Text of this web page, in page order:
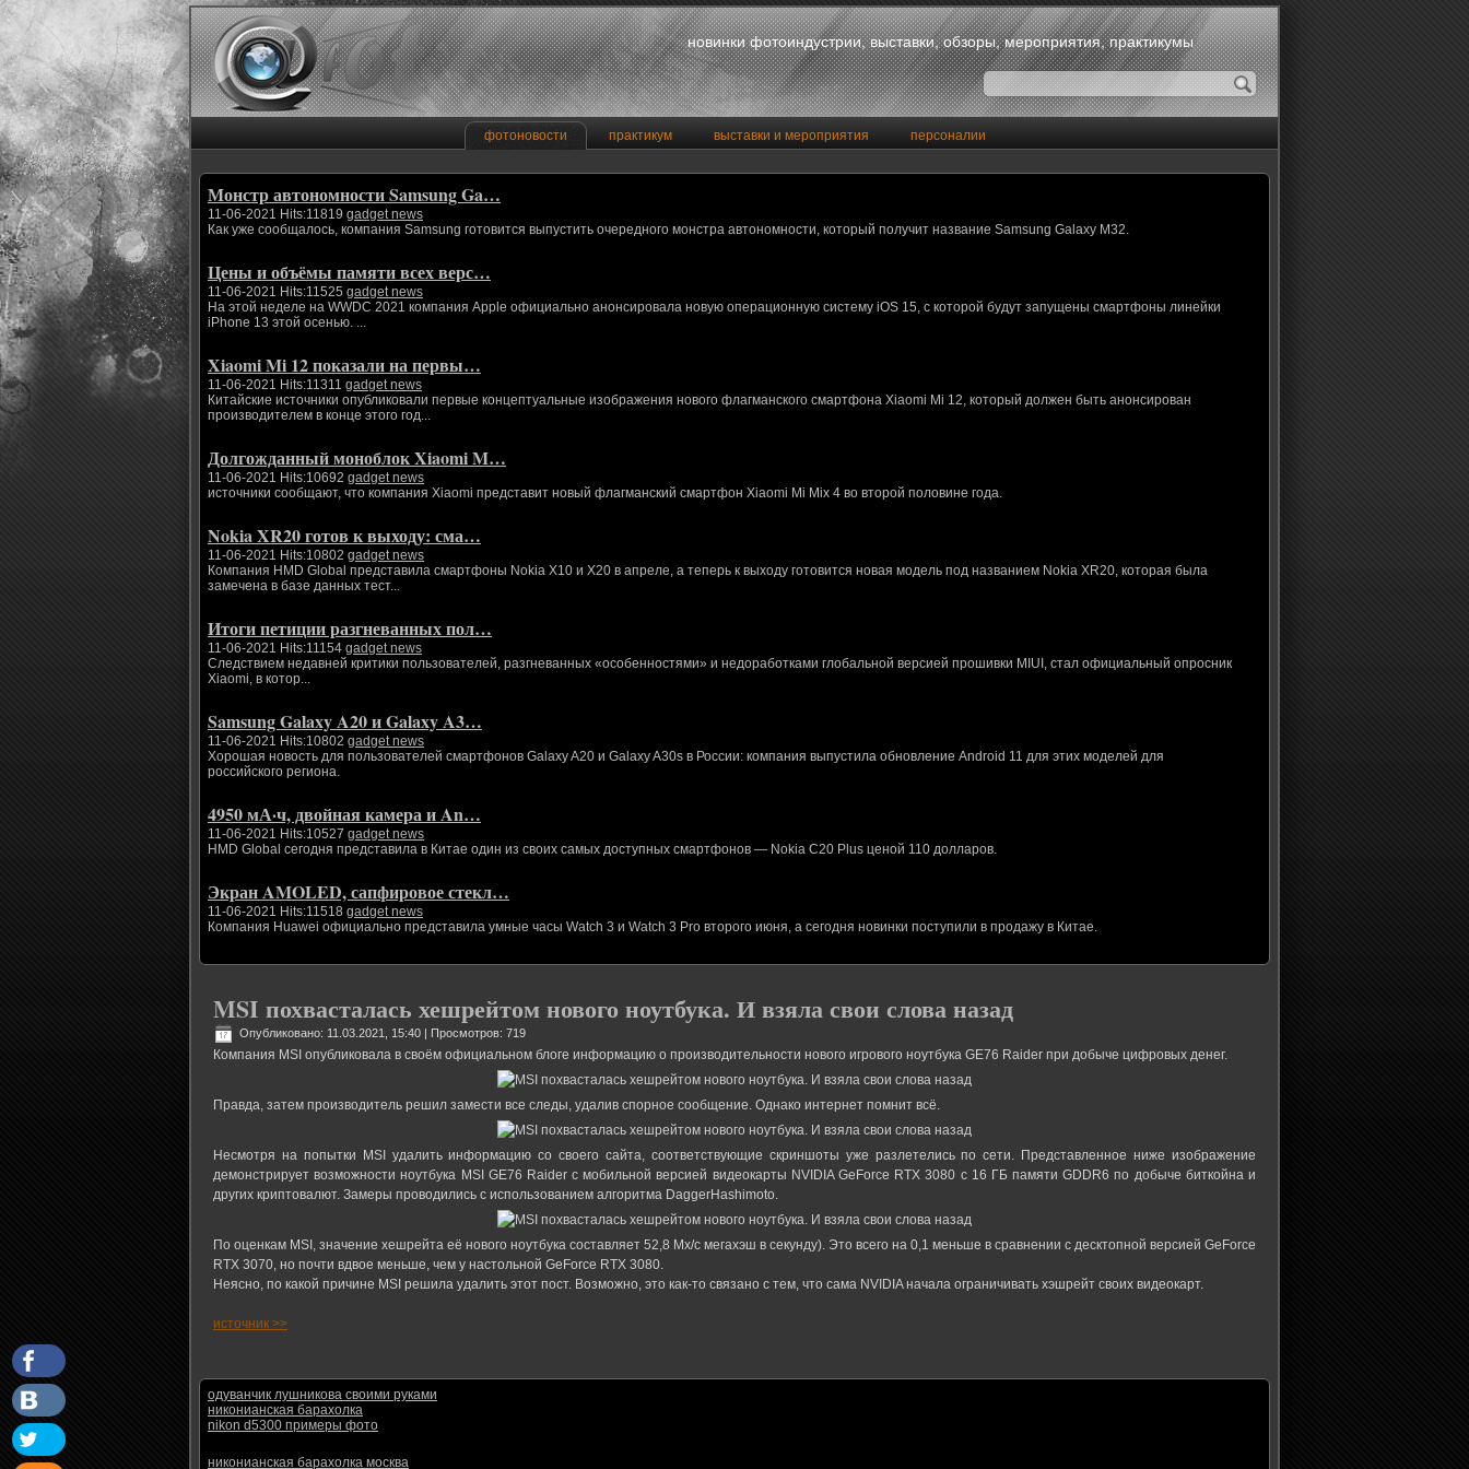
новинки фотоиндустрии, выставки, обзоры, мероприятия, практикумы
фотоновости практикум выставки и мероприятия персоналии
Монстр автономности Samsung Ga…
11-06-2021 Hits:11819 gadget news
Как уже сообщалось, компания Samsung готовится выпустить очередного монстра автономности, который получит название Samsung Galaxy M32.
Цены и объёмы памяти всех верс…
11-06-2021 Hits:11525 gadget news
На этой неделе на WWDC 2021 компания Apple официально анонсировала новую операционную систему iOS 15, с которой будут запущены смартфоны линейки
iPhone 13 этой осенью. ...
Xiaomi Mi 12 показали на первы…
11-06-2021 Hits:11311 gadget news
Китайские источники опубликовали первые концептуальные изображения нового флагманского смартфона Xiaomi Mi 12, который должен быть анонсирован
производителем в конце этого год...
Долгожданный моноблок Xiaomi M…
11-06-2021 Hits:10692 gadget news
источники сообщают, что компания Xiaomi представит новый флагманский смартфон Xiaomi Mi Mix 4 во второй половине года.
Nokia XR20 готов к выходу: сма…
11-06-2021 Hits:10802 gadget news
Компания HMD Global представила смартфоны Nokia X10 и X20 в апреле, а теперь к выходу готовится новая модель под названием Nokia XR20, которая была
замечена в базе данных тест...
Итоги петиции разгневанных пол…
11-06-2021 Hits:11154 gadget news
Следствием недавней критики пользователей, разгневанных «особенностями» и недоработками глобальной версией прошивки MIUI, стал официальный опросник
Xiaomi, в котор...
Samsung Galaxy A20 и Galaxy A3…
11-06-2021 Hits:10802 gadget news
Хорошая новость для пользователей смартфонов Galaxy A20 и Galaxy A30s в России: компания выпустила обновление Android 11 для этих моделей для
российского региона.
4950 мА·ч, двойная камера и An…
11-06-2021 Hits:10527 gadget news
HMD Global сегодня представила в Китае один из своих самых доступных смартфонов — Nokia C20 Plus ценой 110 долларов.
Экран AMOLED, сапфировое стекл…
11-06-2021 Hits:11518 gadget news
Компания Huawei официально представила умные часы Watch 3 и Watch 3 Pro второго июня, а сегодня новинки поступили в продажу в Китае.
MSI похвасталась хешрейтом нового ноутбука. И взяла свои слова назад
Опубликовано: 11.03.2021, 15:40 | Просмотров: 719
Компания MSI опубликовала в своём официальном блоге информацию о производительности нового игрового ноутбука GE76 Raider при добыче цифровых денег.
Правда, затем производитель решил замести все следы, удалив спорное сообщение. Однако интернет помнит всё.
Несмотря на попытки MSI удалить информацию со своего сайта, соответствующие скриншоты уже разлетелись по сети. Представленное ниже изображение
демонстрирует возможности ноутбука MSI GE76 Raider с мобильной версией видеокарты NVIDIA GeForce RTX 3080 с 16 ГБ памяти GDDR6 по добыче биткойна и
других криптовалют. Замеры проводились с использованием алгоритма DaggerHashimoto.
По оценкам MSI, значение хешрейта её нового ноутбука составляет 52,8 Мх/с мегахэш в секунду). Это всего на 0,1 меньше в сравнении с десктопной версией GeForce
RTX 3070, но почти вдвое меньше, чем у настольной GeForce RTX 3080.
Неясно, по какой причине MSI решила удалить этот пост. Возможно, это как-то связано с тем, что сама NVIDIA начала ограничивать хэшрейт своих видеокарт.
источник >>
одуванчик лушникова своими руками
никонианская барахолка
nikon d5300 примеры фото
никонианская барахолка москва